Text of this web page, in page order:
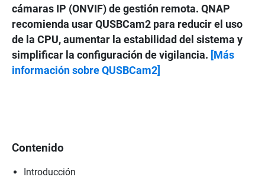
cámaras IP (ONVIF) de gestión remota. QNAP
recomienda usar QUSBCam2 para reducir el uso
de la CPU, aumentar la estabilidad del sistema y
simplificar la configuración de vigilancia. [Más
información sobre QUSBCam2]
Contenido
Introducción